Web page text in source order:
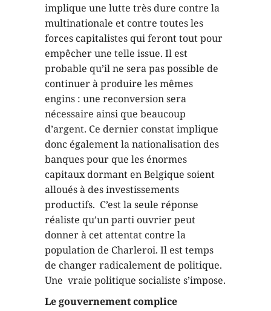
implique une lutte très dure contre la
multinationale et contre toutes les
forces capitalistes qui feront tout pour
empêcher une telle issue. Il est
probable qu’il ne sera pas possible de
continuer à produire les mêmes
engins : une reconversion sera
nécessaire ainsi que beaucoup
d’argent. Ce dernier constat implique
donc également la nationalisation des
banques pour que les énormes
capitaux dormant en Belgique soient
alloués à des investissements
productifs. C’est la seule réponse
réaliste qu’un parti ouvrier peut
donner à cet attentat contre la
population de Charleroi. Il est temps
de changer radicalement de politique.
Une vraie politique socialiste s’impose.
Le gouvernement complice